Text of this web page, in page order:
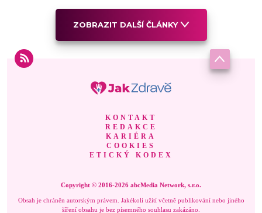
ZOBRAZIT DALŠÍ ČLÁNKY
KONTAKT
REDAKCE
KARIÉRA
COOKIES
ETICKÝ KODEX
Copyright © 2016-2026 abcMedia Network, s.r.o.
Obsah je chráněn autorským právem. Jakékoli užití včetně publikování nebo jiného
šíření obsahu je bez písemného souhlasu zakázáno.